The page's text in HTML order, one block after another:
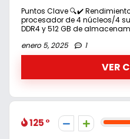
Puntos Clave 🔍✔️
procesador de 4 núcleos/4
DDR4 y 512 GB de
enero 5, 2025
1
VER
125